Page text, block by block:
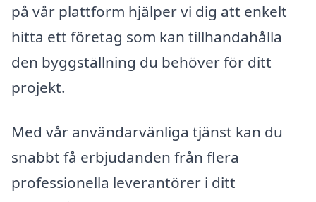
på vår plattform hjälper vi dig att enkelt
hitta ett företag som kan tillhandahålla
den byggställning du behöver för ditt
projekt.
Med vår användarvänliga tjänst kan du
snabbt få erbjudanden från flera
professionella leverantörer i ditt